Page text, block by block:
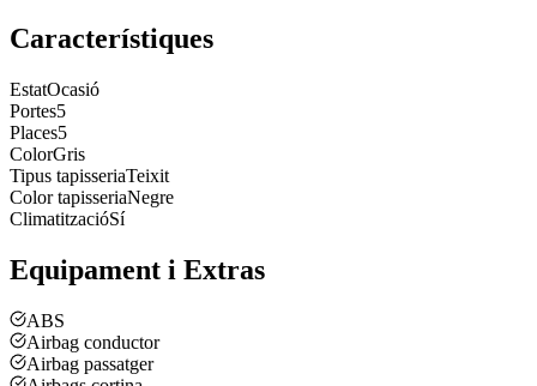
Característiques
EstatOcasió
Portes5
Places5
ColorGris
Tipus tapisseriaTeixit
Color tapisseriaNegre
ClimatitzacióSí
Equipament i Extras
ABS
Airbag conductor
Airbag passatger